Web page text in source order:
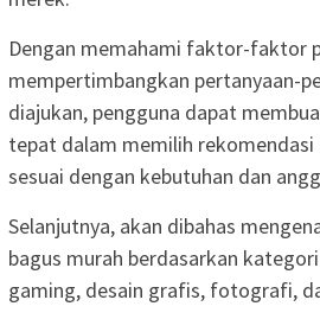
Dengan memahami faktor-faktor
mempertimbangkan pertanyaan-
diajukan, pengguna dapat
tepat dalam memilih rekomendasi
sesuai dengan kebutuhan dan
Selanjutnya, akan dibahas
bagus murah berdasarkan
gaming, desain grafis, fotografi,